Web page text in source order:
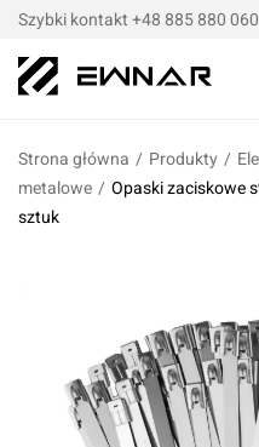
Szybki kontakt +48 885 880 060
Strona główna / Produkty /
metalowe / Opaski zaciskowe
sztuk